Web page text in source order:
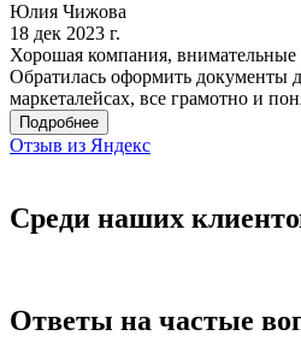
Юлия Чижова
18 дек 2023 г.
Хорошая компания,
Обратилась оформить документы
маркеталейсах, все грамотно и
Подробнее
Отзыв из Яндекс
Среди наших
Ответы на частые